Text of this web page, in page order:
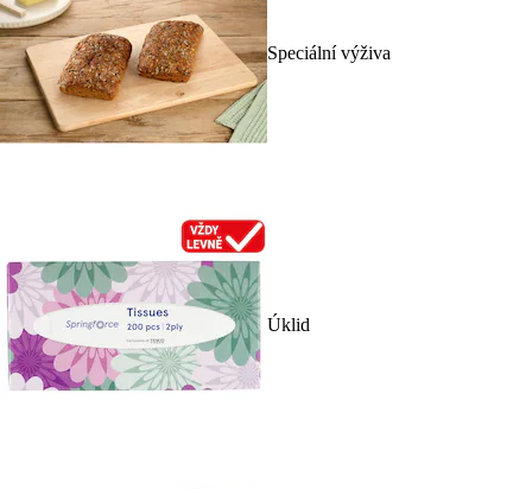
Speciální výživa
Úklid